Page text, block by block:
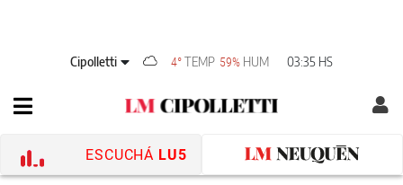
Cipolletti 4°TEMP 59% HUM 03:35 HS
ESCUCHÁ LU5